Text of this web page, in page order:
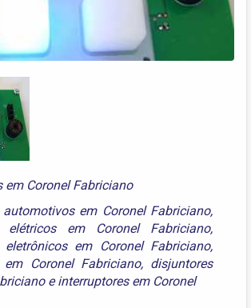
em Coronel Fabriciano
em Coronel Fabriciano,
elétricos em Coronel Fabriciano,
eletrônicos em Coronel Fabriciano,
em Coronel Fabriciano, disjuntores
einterruptores em Coronel